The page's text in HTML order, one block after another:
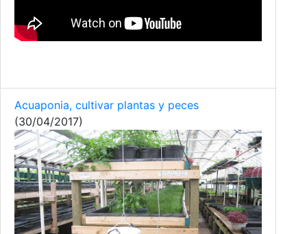
Acuaponia, cultivar plantas y peces
(30/04/2017)